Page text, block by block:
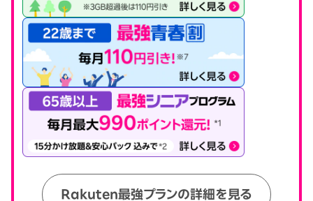
Rakuten最強プランの詳細を見る